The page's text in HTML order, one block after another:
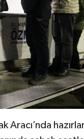
Aracı’nda